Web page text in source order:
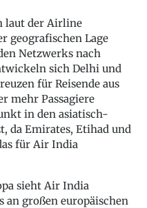
laut der Airline
geografischen Lage
Netzwerks nach
sich Delhi und
für Reisende aus
mehr Passagiere
in den asiatisch-
da Emirates, Etihad und
für Air India
sieht Air India
an großen europäischen